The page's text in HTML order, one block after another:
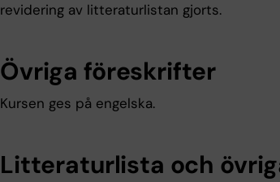
revidering av litteraturlistan gjorts.
Övriga föreskrifter
Kursen ges på engelska.
Litteraturlista och